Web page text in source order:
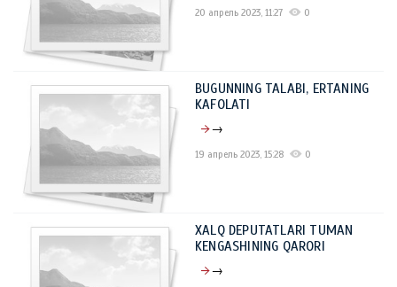
20 апрель 2023, 11:27 0
BUGUNNING TALABI, ERTANING
KAFOLATI
→
19 апрель 2023, 15:28 0
XALQ DEPUTATLARI TUMAN
KENGASHINING QARORI
→